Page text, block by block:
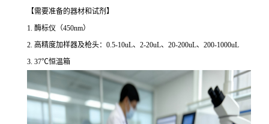
【需要准备的器材和试剂】
1. 酶标仪（450nm）
2. 高精度加样器及枪头：0.5-10uL、2-20uL、20-200uL、200-1000uL
3. 37℃恒温箱